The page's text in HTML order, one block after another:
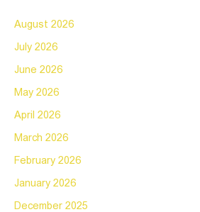
August 2026
July 2026
June 2026
May 2026
April 2026
March 2026
February 2026
January 2026
December 2025